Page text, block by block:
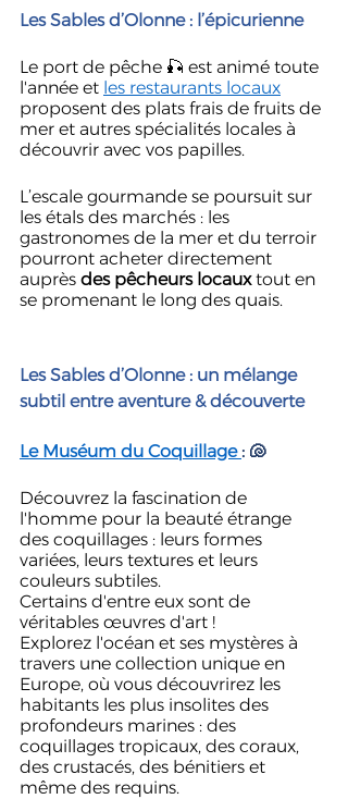
Les Sables d’Olonne : l’épicurienne
Le port de pêche 🎣 est animé toute
l'année et les restaurants locaux
proposent des plats frais de fruits de
mer et autres spécialités locales à
découvrir avec vos papilles.
L’escale gourmande se poursuit sur
les étals des marchés : les
gastronomes de la mer et du terroir
pourront acheter directement
auprès des pêcheurs locaux tout en
se promenant le long des quais.
Les Sables d’Olonne : un mélange
subtil entre aventure & découverte
Le Muséum du Coquillage : 🐚
Découvrez la fascination de
l'homme pour la beauté étrange
des coquillages : leurs formes
variées, leurs textures et leurs
couleurs subtiles.
Certains d'entre eux sont de
véritables œuvres d'art !
Explorez l'océan et ses mystères à
travers une collection unique en
Europe, où vous découvrirez les
habitants les plus insolites des
profondeurs marines : des
coquillages tropicaux, des coraux,
des crustacés, des bénitiers et
même des requins.